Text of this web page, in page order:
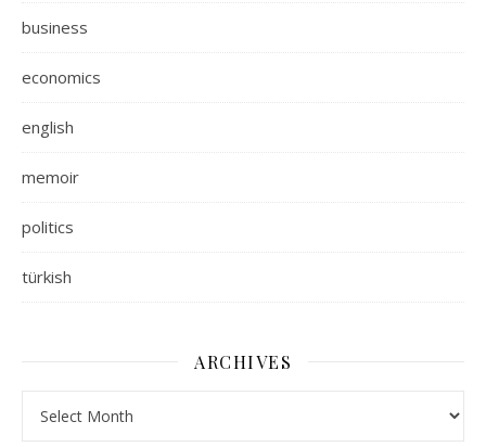
business
economics
english
memoir
politics
türkish
ARCHIVES